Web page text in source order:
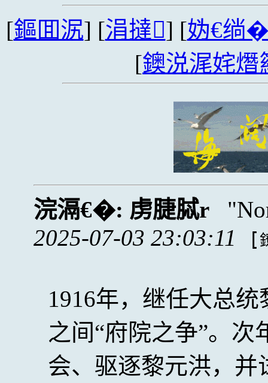
[鏂囬泦] [涓撻] [妫€绱
[鐭涚浘姹熸
浣滆€�: 虏脻脦r
2025-07-03 23:03:11
[
1916年，继任大总
之间“府院之争”。
会、驱逐黎元洪，并